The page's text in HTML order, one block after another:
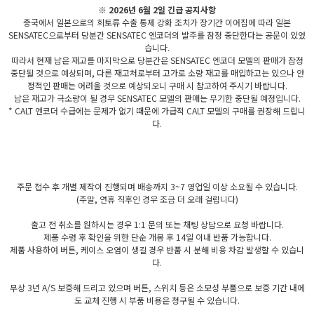
※ 2026년 6월 2일 긴급 공지사항
중국에서 일본으로의 희토류 수출 통제 강화 조치가 장기간 이어짐에 따라 일본
SENSATEC으로부터 당분간 SENSATEC 엔코더의 발주를 잠정 중단한다는 공문이 있었
습니다.
따라서 현재 남은 재고를 마지막으로 당분간은 SENSATEC 엔코더 모델의 판매가 잠정
중단될 것으로 예상되며, 다른 재고처로부터 고가로 소량 재고를 매입하고는 있으나 안
정적인 판매는 어려울 것으로 예상되오니 구매 시 참고하여 주시기 바랍니다.
남은 재고가 극소량이 될 경우 SENSATEC 모델의 판매는 무기한 중단될 예정입니다.
* CALT 엔코더 수급에는 문제가 없기 때문에 가급적 CALT 모델의 구매를 권장해 드립니
다.
주문 접수 후 개별 제작이 진행되며 배송까지 3~7 영업일 이상 소요될 수 있습니다.
(주말, 연휴 직후인 경우 조금 더 오래 걸립니다)
출고 전 취소를 원하시는 경우 1:1 문의 또는 채팅 상담으로 요청 바랍니다.
제품 수령 후 확인을 위한 단순 개봉 후 14일 이내 반품 가능합니다.
제품 사용하여 버튼, 케이스 오염이 생길 경우 반품 시 분해 비용 차감 발생할 수 있습니
다.
무상 3년 A/S 보증해 드리고 있으며 버튼, 스위치 등은 소모성 부품으로 보증 기간 내에
도 교체 진행 시 부품 비용은 청구될 수 있습니다.